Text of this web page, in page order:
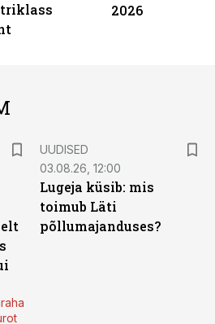
2026
UUDISED
03.08.26, 12:00
Lugeja küsib: mis
toimub Läti
põllumajanduses?